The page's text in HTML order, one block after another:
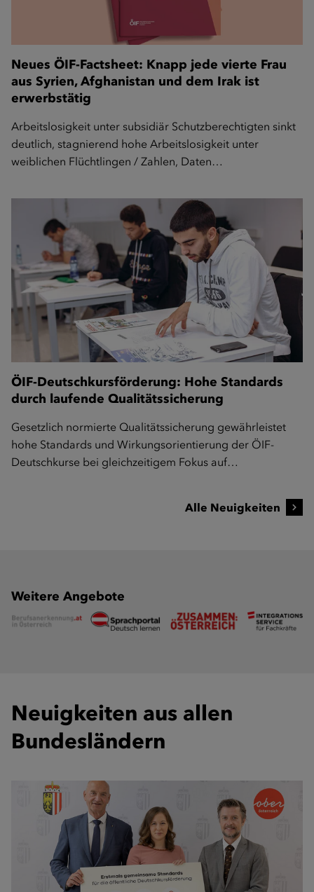
Neues ÖIF-Factsheet: Knapp jede vierte Frau
aus Syrien, Afghanistan und dem Irak ist
erwerbstätig
Arbeitslosigkeit unter subsidiär Schutzberechtigten sinkt
deutlich, stagnierend hohe Arbeitslosigkeit unter
weiblichen Flüchtlingen / Zahlen, Daten…
ÖIF-Deutschkursförderung: Hohe Standards
durch laufende Qualitätssicherung
Gesetzlich normierte Qualitätssicherung gewährleistet
hohe Standards und Wirkungsorientierung der ÖIF-
Deutschkurse bei gleichzeitigem Fokus auf…
Alle Neuigkeiten
Weitere Angebote
Neuigkeiten aus allen
Bundesländern